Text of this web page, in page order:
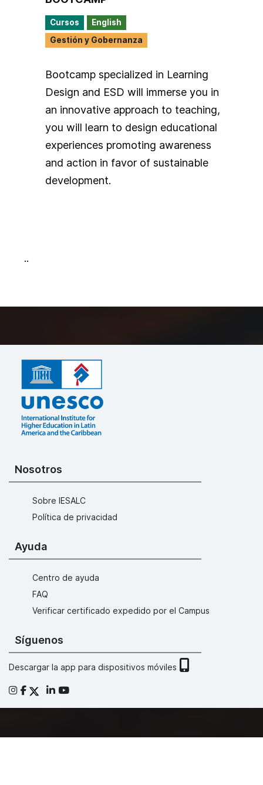
Cursos
English
Gestión y Gobernanza
Bootcamp specialized in Learning
Design and ESD will immerse you in
an innovative approach to teaching,
you will learn to design educational
experiences promoting awareness
and action in favor of sustainable
development.
..
Nosotros
Sobre IESALC
Política de privacidad
Ayuda
Centro de ayuda
FAQ
Verificar certificado expedido por el Campus
Síguenos
Descargar la app para dispositivos móviles